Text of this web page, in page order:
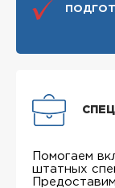
Помогаем
штатных